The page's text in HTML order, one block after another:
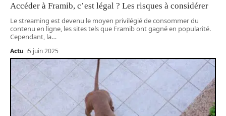
Accéder à Framib, c’est légal ? Les risques à considérer
Le streaming est devenu le moyen privilégié de consommer du
contenu en ligne, les sites tels que Framib ont gagné en popularité.
Cependant, la…
Actu 5 juin 2025